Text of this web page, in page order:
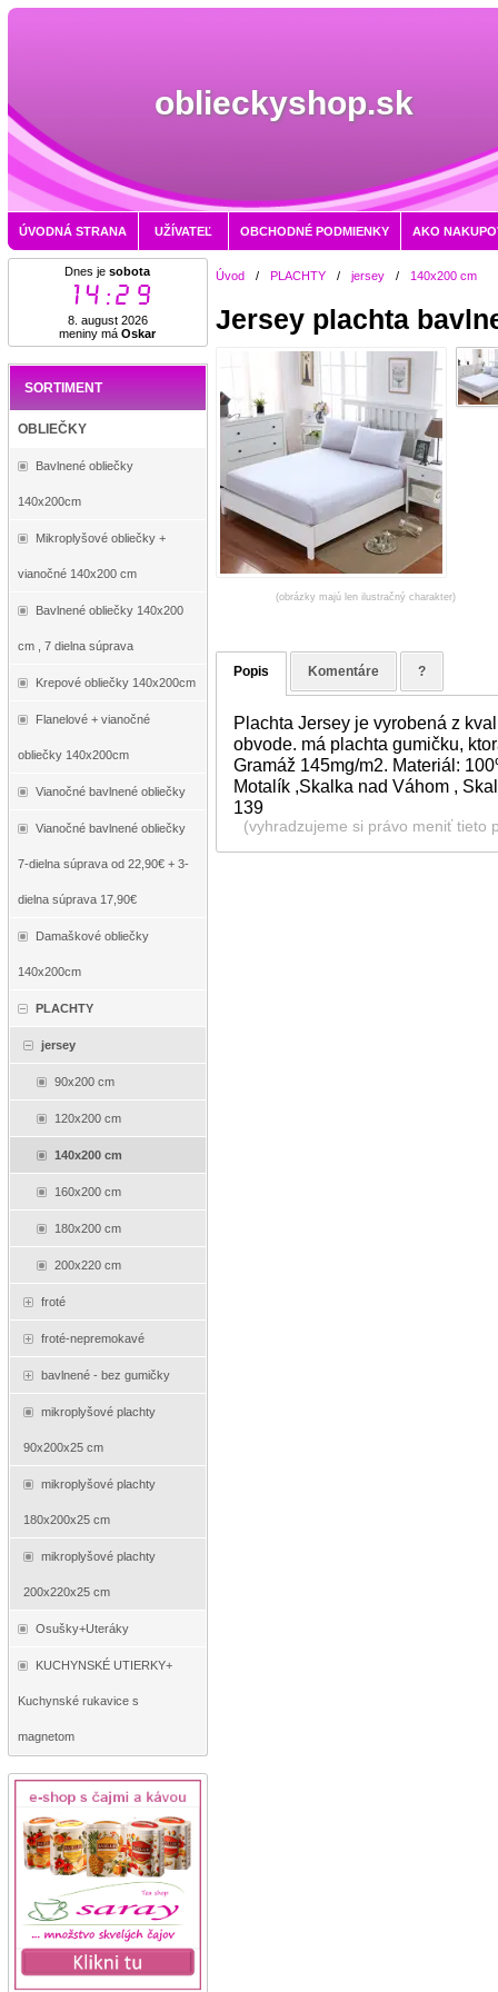
oblieckyshop.sk
ÚVODNÁ STRANA UŽÍVATEĽ OBCHODNÉ PODMIENKY AKO
Dnes jesobota
14:29
8. august 2026
meniny máOskar
SORTIMENT
OBLIEČKY
Bavlnené obliečky
140x200cm
Mikroplyšové obliečky +
vianočné 140x200 cm
Bavlnené obliečky 140x200
cm , 7 dielna súprava
Krepové obliečky 140x200cm
Flanelové + vianočné
obliečky 140x200cm
Vianočné bavlnené obliečky
Vianočné bavlnené obliečky
7-dielna súprava od 22,90€ + 3-
dielna súprava 17,90€
Damaškové obliečky
140x200cm
PLACHTY
jersey
90x200 cm
120x200 cm
140x200 cm
160x200 cm
180x200 cm
200x220 cm
froté
froté-nepremokavé
bavlnené - bez gumičky
mikroplyšové plachty
90x200x25 cm
mikroplyšové plachty
180x200x25 cm
mikroplyšové plachty
200x220x25 cm
Osušky+Uteráky
KUCHYNSKÉ UTIERKY+
Kuchynské rukavice s
magnetom
Úvod / PLACHTY / jersey / 140x200 cm
Jersey plachta
(obrázky majú len ilustračný charakter)
Popis Komentáre ?
Plachta Jersey je vyrobená z
obvode. má plachta gumičku,
Gramáž 145mg/m2. Materiál:
Motalík ,Skalka nad Váhom ,
139
(vyhradzujeme si právo meniť tieto